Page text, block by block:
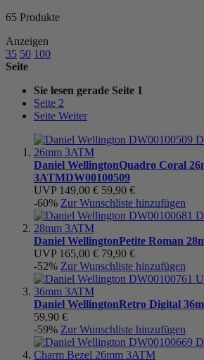
65 Produkte
Anzeigen
35 50 100
Seite
Sie lesen gerade Seite 1
Seite 2
Seite Weiter
Daniel WellingtonQuadro Coral
3ATMDW00100509
UVP 149,00 € 59,90 €
-60% Zur Wunschliste hinzufügen
Daniel WellingtonPetite Roman
UVP 165,00 € 79,90 €
-52% Zur Wunschliste hinzufügen
Daniel WellingtonRetro Digital
59,90 €
-59% Zur Wunschliste hinzufügen